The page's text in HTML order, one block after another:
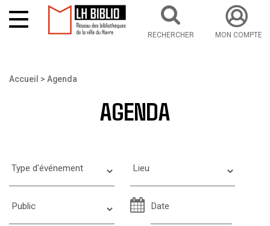
RECHERCHER MON COMPTE
Accueil Agenda
AGENDA
DATE